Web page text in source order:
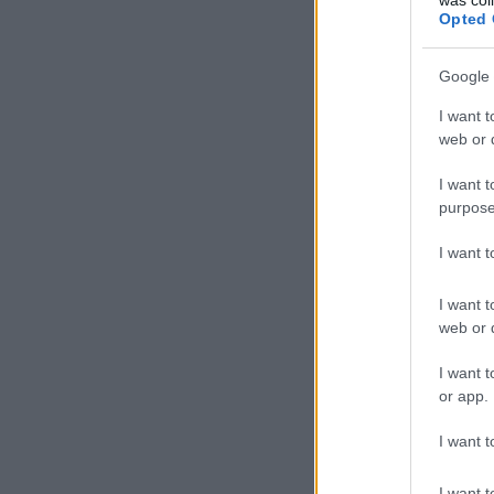
Opted
Google
I want
web or
I want
I want
I want
web or
I want
or app.
I want